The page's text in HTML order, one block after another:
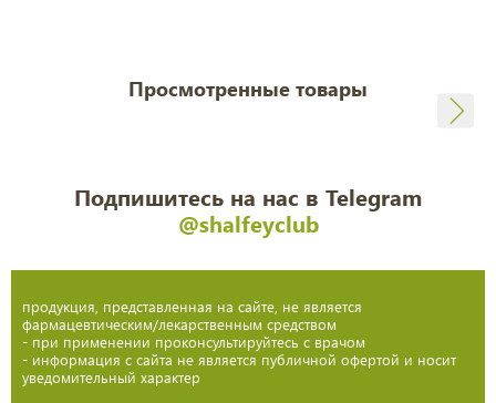
Просмотренные товары
Подпишитесь на нас в Telegram
@shalfeyclub
продукция, представленная на сайте, не является
фармацевтическим/лекарственным средством
- при применении проконсультируйтесь с врачом
- информация с сайта не является публичной офертой и носит
уведомительный характер